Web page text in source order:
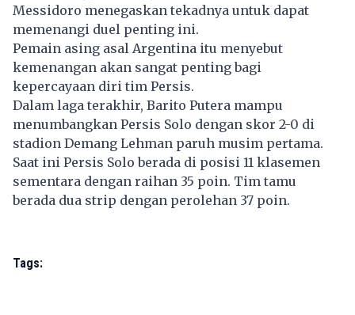
Messidoro menegaskan tekadnya untuk dapat
memenangi duel penting ini.
Pemain asing asal Argentina itu menyebut
kemenangan akan sangat penting bagi
kepercayaan diri tim Persis.
Dalam laga terakhir, Barito Putera mampu
menumbangkan Persis Solo dengan skor 2-0 di
stadion Demang Lehman paruh musim pertama.
Saat ini Persis Solo berada di posisi 11 klasemen
sementara dengan raihan 35 poin. Tim tamu
berada dua strip dengan perolehan 37 poin.
Tags: